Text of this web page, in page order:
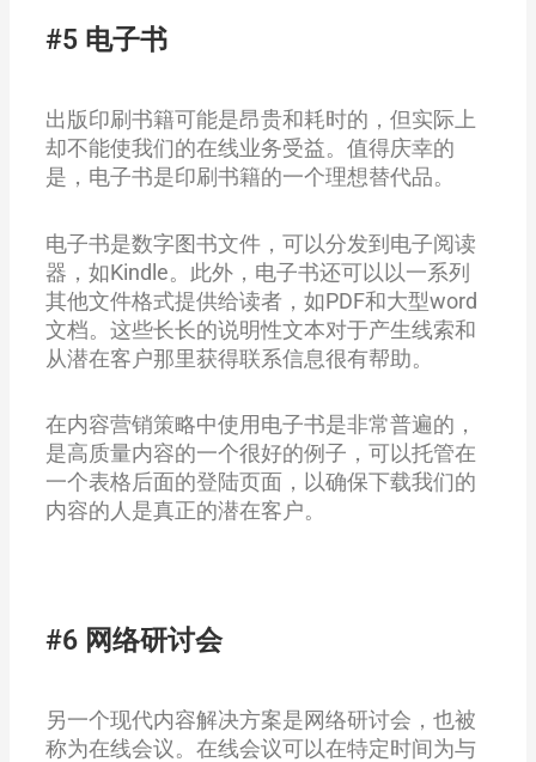
#5 电子书
出版印刷书籍可能是昂贵和耗时的，但实际上
却不能使我们的在线业务受益。值得庆幸的
是，电子书是印刷书籍的一个理想替代品。
电子书是数字图书文件，可以分发到电子阅读
器，如Kindle。此外，电子书还可以以一系列
其他文件格式提供给读者，如PDF和大型word
文档。这些长长的说明性文本对于产生线索和
从潜在客户那里获得联系信息很有帮助。
在内容营销策略中使用电子书是非常普遍的，
是高质量内容的一个很好的例子，可以托管在
一个表格后面的登陆页面，以确保下载我们的
内容的人是真正的潜在客户。
#6 网络研讨会
另一个现代内容解决方案是网络研讨会，也被
称为在线会议。在线会议可以在特定时间为与